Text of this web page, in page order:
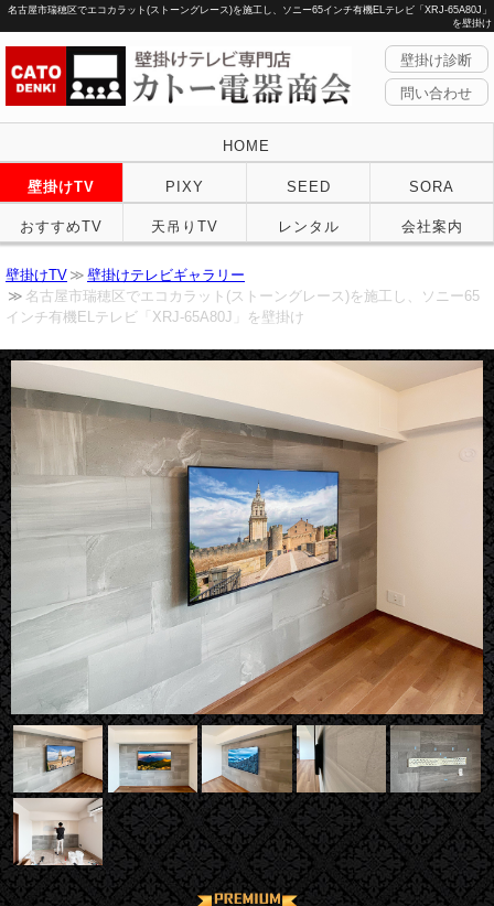
名古屋市瑞穂区でエコカラット(ストーングレース)を施工し、ソニー65インチ有機ELテレビ「XRJ-65A80J」
を壁掛け
壁掛け診断
問い合わせ
HOME
壁掛けTV PIXY SEED SORA
おすすめTV 天吊りTV レンタル 会社案内
壁掛けTV
壁掛けテレビギャラリー
名古屋市瑞穂区でエコカラット(ストーングレース)を施工し、ソニー65
インチ有機ELテレビ「XRJ-65A80J」を壁掛け